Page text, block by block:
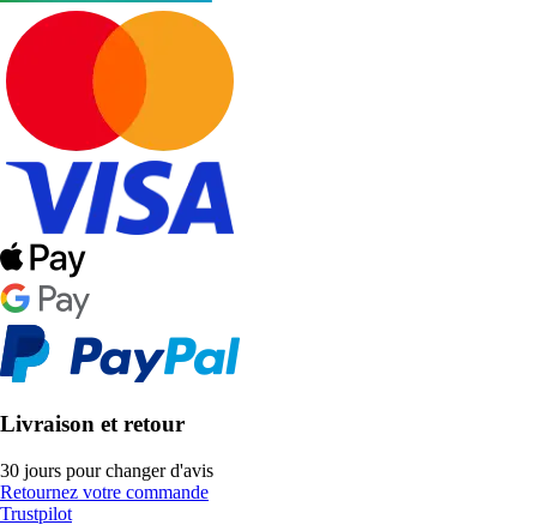
Livraison et retour
30 jours pour changer d'avis
Retournez votre commande
Trustpilot